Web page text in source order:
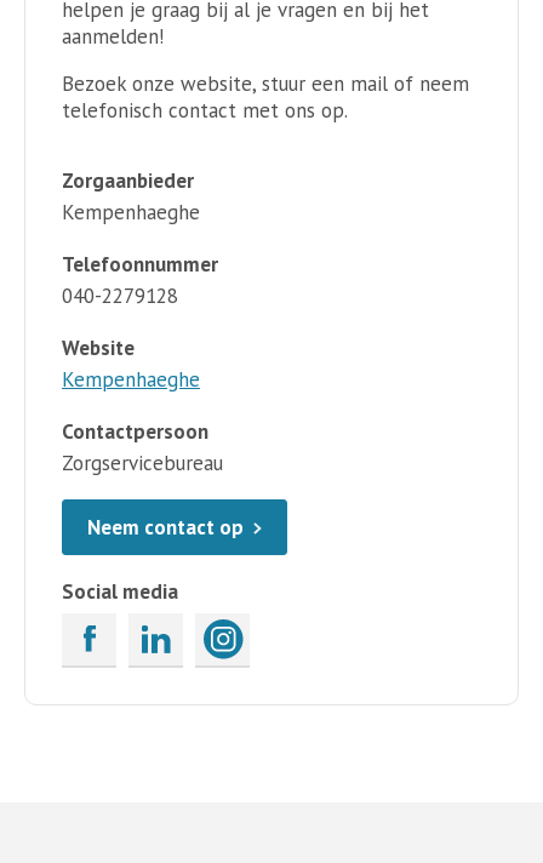
helpen je graag bij al je vragen en bij het
aanmelden!
Bezoek onze website, stuur een mail of neem
telefonisch contact met ons op.
Zorgaanbieder
Kempenhaeghe
Telefoonnummer
040-2279128
Website
Kempenhaeghe
Contactpersoon
Zorgservicebureau
Neem contact op
Social media